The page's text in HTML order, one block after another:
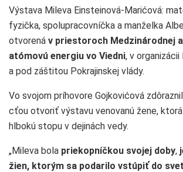
Výstava Mileva Einsteinová-Marićová:
fyzička, spolupracovníčka a manželka
otvorená v priestoroch Medzinárodnej
atómovú energiu vo Viedni, v
a pod záštitou Pokrajinskej vlády.
Vo svojom príhovore Gojkovićová
cťou otvoriť výstavu venovanú žene,
hlbokú stopu v dejinách vedy.
„Mileva bola priekopníčkou svojej doby,
žien, ktorým sa podarilo vstúpiť do